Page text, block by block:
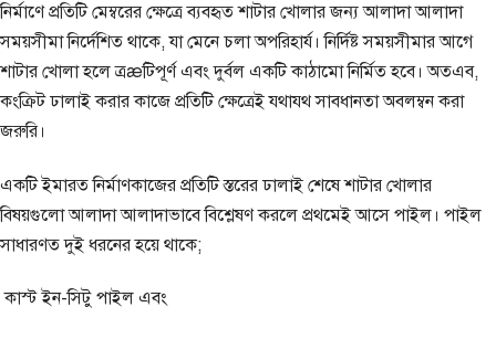
নির্মাণে প্রতিটি মেম্বরের ক্ষেত্রে ব্যবহৃত শাটার খোলার জন্য আলাদা আলাদা
সময়সীমা নির্দেশিত থাকে, যা মেনে চলা অপরিহার্য। নির্দিষ্ট সময়সীমার আগে
শাটার খোলা হলে ত্রæটিপূর্ণ এবং দুর্বল একটি কাঠামো নির্মিত হবে। অতএব,
কংক্রিট ঢালাই করার কাজে প্রতিটি ক্ষেত্রেই যথাযথ সাবধানতা অবলম্বন করা
জরুরি।
একটি ইমারত নির্মাণকাজের প্রতিটি স্তরের ঢালাই শেষে শাটার খোলার
বিষয়গুলো আলাদা আলাদাভাবে বিশ্লেষণ করলে প্রথমেই আসে পাইল। পাইল
সাধারণত দুই ধরনের হয়ে থাকে;
কাস্ট ইন-সিটু পাইল এবং